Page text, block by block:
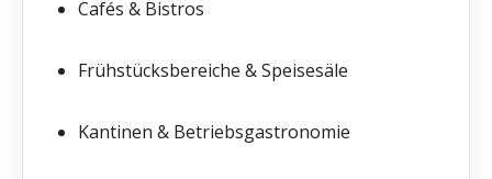
Cafés & Bistros
Frühstücksbereiche & Speisesäle
Kantinen & Betriebsgastronomie